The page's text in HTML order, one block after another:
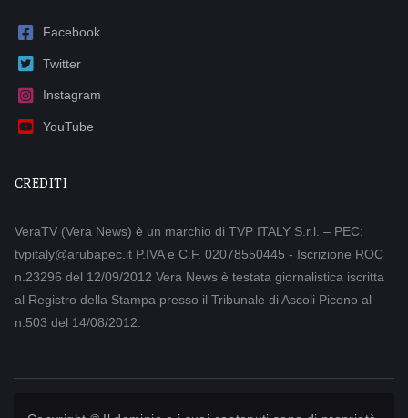
Facebook
Twitter
Instagram
YouTube
CREDITI
VeraTV (Vera News) è un marchio di TVP ITALY S.r.l. – PEC:
tvpitaly@arubapec.it P.IVA e C.F. 02078550445 - Iscrizione ROC
n.23296 del 12/09/2012 Vera News è testata giornalistica iscritta
al Registro della Stampa presso il Tribunale di Ascoli Piceno al
n.503 del 14/08/2012.